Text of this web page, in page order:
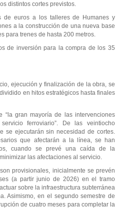
distintos cortes previstos.
de euros a los talleres de Humanes y
a la construcción de una nueva base
para trenes de hasta 200 metros.
de inversión para la compra de los 35
ejecución y finalización de la obra, se
en hitos estratégicos hasta finales
“la gran mayoría de las intervenciones
ferroviario”. De las veintiocho
se ejecutarán sin necesidad de cortes.
que afectarán a la línea, se han
cuando se prevé una caída de la
las afectaciones al servicio.
provisionales, inicialmente se prevén
(a partir junio de 2026) en el tramo
sobre la infraestructura subterránea
Asimismo, en el segundo semestre de
de cuatro meses para completar la